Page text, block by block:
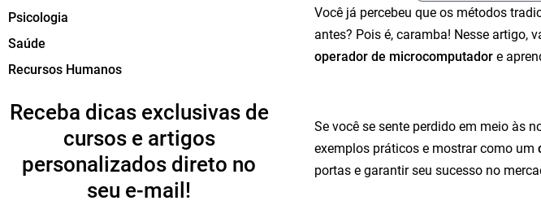
Psicologia
Saúde
Recursos Humanos
Receba dicas exclusivas de
cursos e artigos
personalizados direto no
seu e-mail!
Você já percebeu que os métodos
antes? Pois é, caramba! Nesse artigo,
operador de microcomputador e
Se você se sente perdido em meio às
exemplos práticos e mostrar como um
portas e garantir seu sucesso no